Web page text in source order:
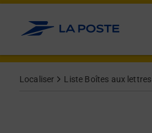
Allez au contenu
Localiser Liste Boîtes aux lettres